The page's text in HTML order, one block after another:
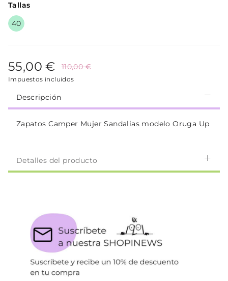
Tallas
40
55,00 € 110,00 €
Impuestos incluidos
Descripción
Zapatos Camper Mujer Sandalias modelo Oruga Up
Detalles del producto